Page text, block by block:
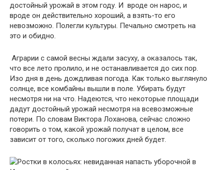
достойный урожай в этом году. И вроде он нарос, и
вроде он действительно хороший, а взять-то его
невозможно. Полегли культуры. Печально смотреть на
это и обидно.
Аграрии с самой весны ждали засуху, а оказалось так,
что все лето пролило, и не останавливается до сих пор.
Изо дня в день дождливая погода. Как только выглянуло
солнце, все комбайны вышли в поле. Убирать будут
несмотря ни на что. Надеются, что некоторые площади
дадут достойный урожай несмотря на всевозможные
потери. По словам Виктора Лоханова, сейчас сложно
говорить о том, какой урожай получат в целом, все
зависит от того, сколько погожих дней будет.